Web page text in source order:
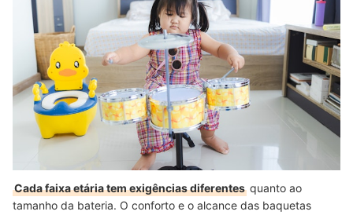
Cada faixa etária tem exigências diferentes quanto ao
tamanho da bateria. O conforto e o alcance das baquetas